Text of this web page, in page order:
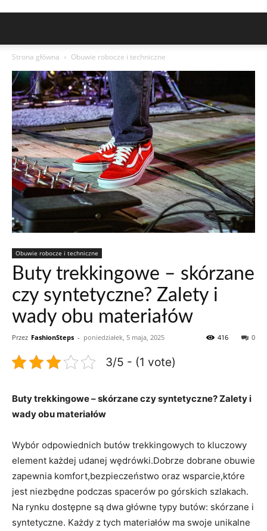
Strona główna Obuwie robocze i techniczne
Obuwie robocze i techniczne
Buty trekkingowe – skórzane
czy syntetyczne? Zalety i
wady obu materiałów
Przez FashionSteps - poniedziałek, 5 maja, 2025 0
416
3/5 - (1 vote)
Buty trekkingowe – skórzane czy syntetyczne? Zalety i
wady obu materiałów
Wybór odpowiednich butów trekkingowych to kluczowy
element każdej udanej wędrówki.Dobrze dobrane obuwie
zapewnia komfort,bezpieczeństwo oraz wsparcie,które
jest niezbędne podczas spacerów po górskich szlakach.
Na rynku dostępne są dwa główne typy butów: skórzane i
syntetyczne. Każdy z tych materiałów ma swoje unikalne